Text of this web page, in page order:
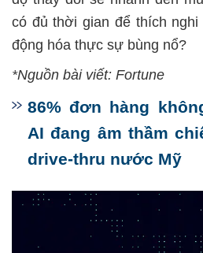
có đủ thời gian để thích
động hóa thực sự bùng nổ?
*Nguồn bài viết: Fortune
86% đơn hàng
AI đang âm thầm
drive-thru nước Mỹ